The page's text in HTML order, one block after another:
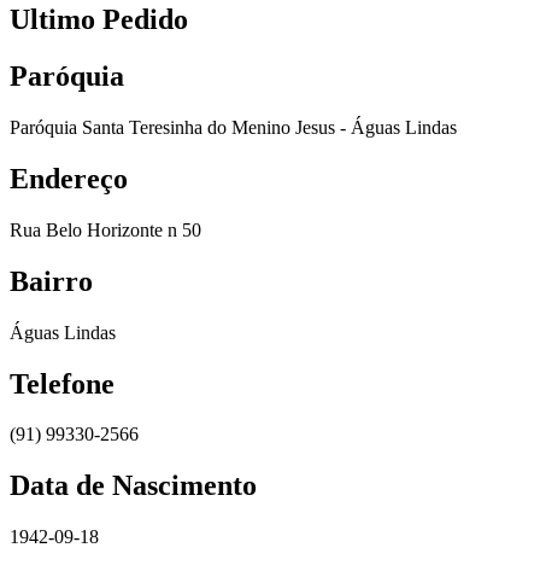
Ultimo Pedido
Paróquia
Paróquia Santa Teresinha do Menino Jesus - Águas Lindas
Endereço
Rua Belo Horizonte n 50
Bairro
Águas Lindas
Telefone
(91) 99330-2566
Data de Nascimento
1942-09-18